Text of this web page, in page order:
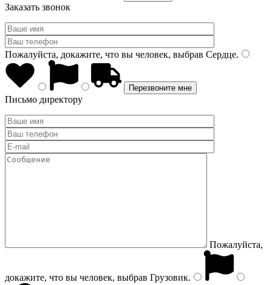
Заказать звонок
Пожалуйста, докажите, что вы человек, выбрав Сердце.
Письмо директору
Пожалуйста,
докажите, что вы человек, выбрав Грузовик.